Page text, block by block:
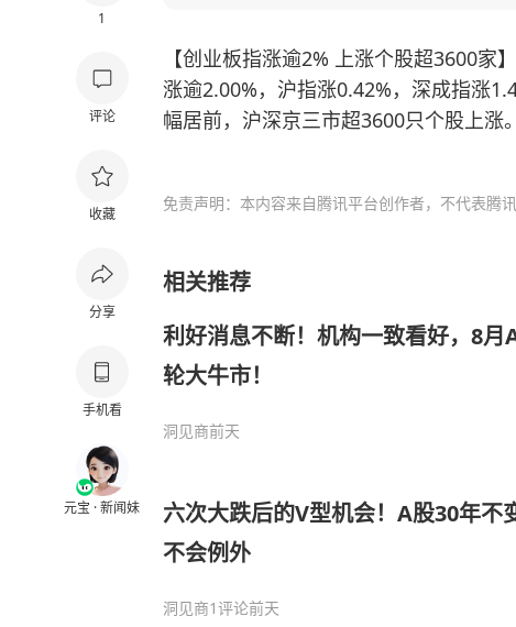
1
评论
收藏
分享
手机看
元宝 · 新闻妹
【创业板指涨逾2% 上涨个股超3600
涨逾2.00%，沪指涨0.42%，深成指涨
幅居前，沪深京三市超3600只个股上涨。
免责声明：本内容来自腾讯平台创作者，不代表腾
相关推荐
利好消息不断！机构一致看好，8月
轮大牛市！
洞见商前天
六次大跌后的V型机会！A股30年不
不会例外
洞见商1评论前天